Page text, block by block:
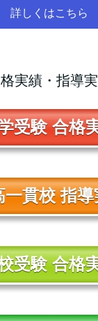
詳しくはこちら
実績・指導
受験 合格
一貫校 指導
受験 合格